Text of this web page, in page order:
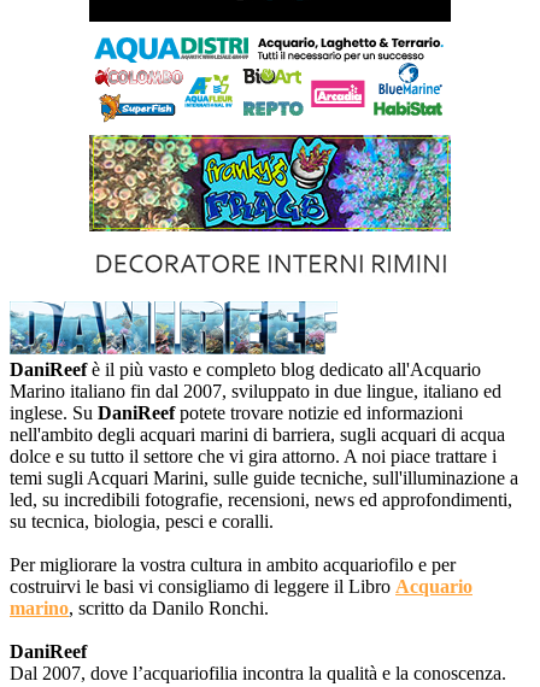
DaniReefè il più vasto e completo blog dedicato all'Acquario
Marino italiano fin dal 2007, sviluppato in due lingue, italiano ed
inglese. Su DaniReefpotete trovare notizie ed informazioni
nell'ambito degli acquari marini di barriera, sugli acquari di acqua
dolce e su tutto il settore che vi gira attorno. A noi piace trattare i
temi sugli Acquari Marini, sulle guide tecniche, sull'illuminazione a
led, su incredibili fotografie, recensioni, news ed approfondimenti,
su tecnica, biologia, pesci e coralli.
Per migliorare la vostra cultura in ambito acquariofilo e per
costruirvi le basi vi consigliamo di leggere il Libro Acquario
marino, scritto da Danilo Ronchi.
DaniReef
Dal 2007, dove l’acquariofilia incontra la qualità e la conoscenza.